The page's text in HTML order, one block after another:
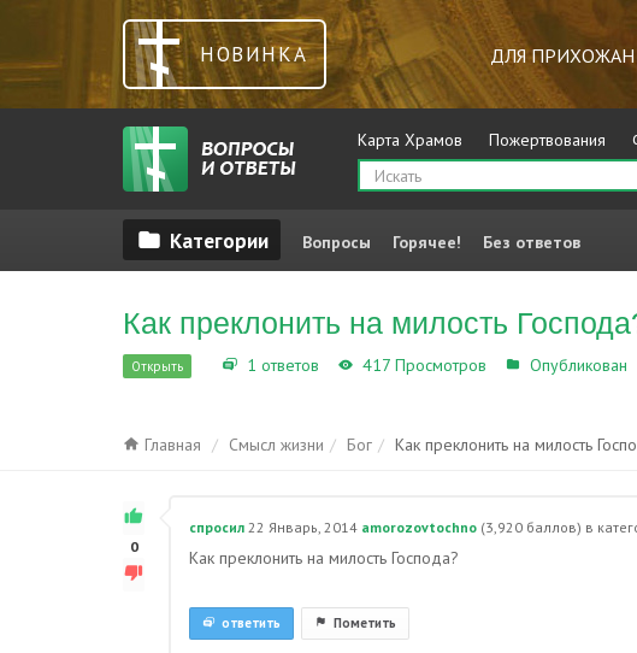
НОВИНКА ДЛЯ ПРИХОЖАН
Карта Храмов Пожертвования
Вопросы Горячее! Без ответов
Как преклонить на милость
Открыть 1 ответов 417 Просмотров Опубликован
Главная Смысл жизни Бог Как преклонить на милость
0
спросил 22 Январь, 2014 amorozovtochno (3,920 баллов) в
Как преклонить на милость Господа?
Пометить
ответить